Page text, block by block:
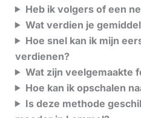
Heb ik volgers of een
Wat verdien je
Hoe snel kan ik mijn
verdienen?
Wat zijn veelgemaakte
Hoe kan ik opschalen
Is deze methode